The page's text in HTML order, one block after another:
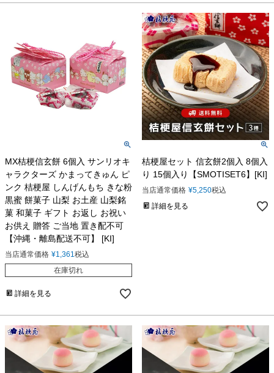
MX桔梗信玄餅 6個入 サンリオキ
ャラクターズ かまってきゅん ピ
ンク 桔梗屋 しんげんもち きな粉
黒蜜 餅菓子 山梨 お土産 山梨銘
菓 和菓子 ギフト お返し お祝い
お供え 贈答 ご当地 置き配不可
【沖縄・離島配送不可】 [KI]
当店通常価格 ¥1,361税込
在庫切れ
詳細を見る
桔梗屋セット 信玄餅2個入 8個入
り 15個入り【SMOTISET6】[KI]
当店通常価格 ¥5,250税込
詳細を見る